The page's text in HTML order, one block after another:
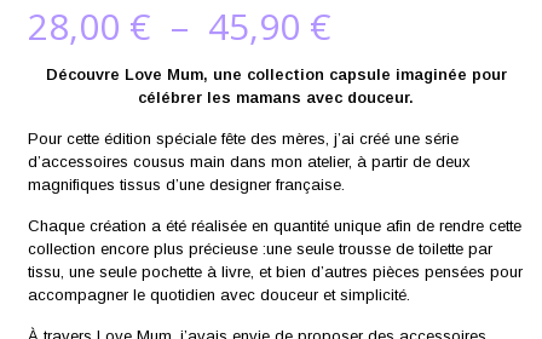
28,00 € – 45,90 €
de
prix :
28,00 €
à
45,90 €
Découvre Love Mum, une collection capsule imaginée pour
célébrer les mamans avec douceur.
Pour cette édition spéciale fête des mères, j’ai créé une série
d’accessoires cousus main dans mon atelier, à partir de deux
magnifiques tissus d’une designer française.
Chaque création a été réalisée en quantité unique afin de rendre cette
collection encore plus précieuse :une seule trousse de toilette par
tissu, une seule pochette à livre, et bien d’autres pièces pensées pour
accompagner le quotidien avec douceur et simplicité.